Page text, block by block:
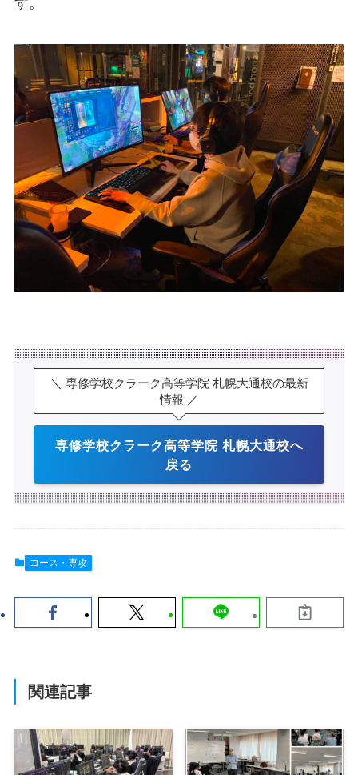
＼ 専修学校クラーク高等学院 札幌大通校の最新
情報 ／
専修学校クラーク高等学院 札幌大通校へ
戻る
コース・専攻
関連記事